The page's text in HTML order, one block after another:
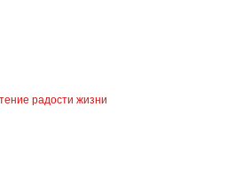
радости жизни